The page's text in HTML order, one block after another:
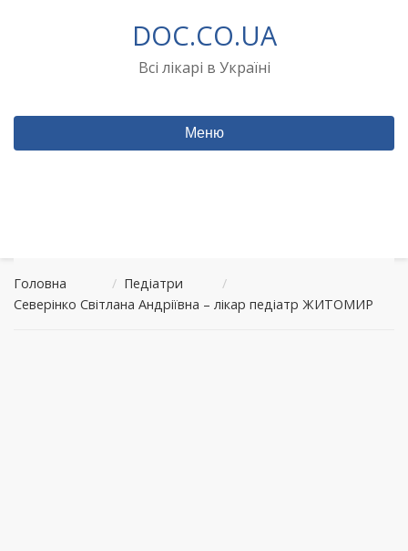
DOC.CO.UA
Всі лікарі в Україні
Меню
Головна / Педіатри
/
Северінко Світлана Андріївна – лікар педіатр ЖИТОМИР